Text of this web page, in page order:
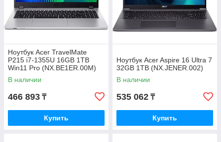
Ноутбук Acer TravelMate
P215 i7-1355U 16GB 1TB
Win11 Pro (NX.BE1ER.00M)
В наличии
466 893 ₸
Купить
Ноутбук Acer Aspire 16 Ultra 7
32GB 1TB (NX.JENER.002)
В наличии
535 062 ₸
Купить